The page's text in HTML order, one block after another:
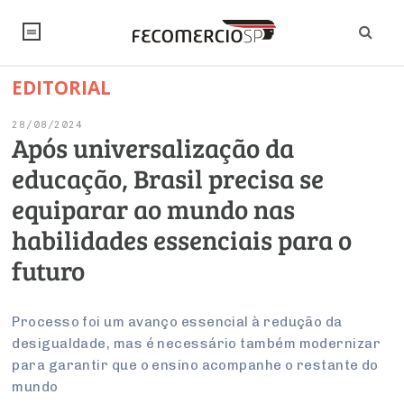
NOTÍCIAS
Editorial
Artigos
Institucional
Debates Fecomercio-SP
PROJETOS ESPECIAIS:
UM BRASIL
Economia
Pesquisas
Brasil
Modernização do Estado
Economia Digital
Inteligência Artificial
Legislação
Trabalho
Reforma Tributária
Negócios
Atacado
Serviços
Sustentabilidade
Últimas Notícias
SINDICATOS
PESQUISAS
FALE CONOSCO
INSTITUCIONAL
Imprensa
Negociações Coletivas
CONSELHOS
Conselho de Turismo
Conselho de Emprego e Relações do Trabalho
EMPRESAS
EDITORIAL
28/08/2024
Após universalização da
educação, Brasil precisa se
equiparar ao mundo nas
habilidades essenciais para o
futuro
Processo foi um avanço essencial à redução da
desigualdade, mas é necessário também modernizar
para garantir que o ensino acompanhe o restante do
mundo